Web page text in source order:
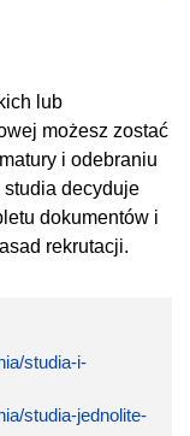
lub
możesz zostać
i odebraniu
studia decyduje
dokumentów i
rekrutacji.
studia-i-
studia-jednolite-